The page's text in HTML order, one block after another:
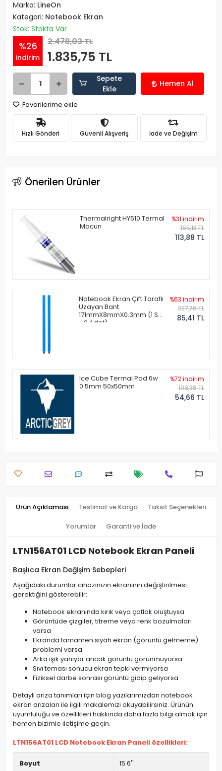
Marka: LineOn
Kategori: Notebook Ekran
Stok: Stokta Var
%26
indirim
2.478,03 TL
1.835,75 TL
Sepete
Ekle
Hemen Al
Favorilerime ekle
Hızlı Gönderi Güvenli Alışveriş İade ve Değişim
Önerilen Ürünler
Thermalright HY510 Termal
Macun
%31 indirim
165,13 TL
113,88 TL
Notebook Ekran Çift Taraflı
Uzayan Bant
171mmX8mmX0.3mm (1 Set
- 2 Adet)
%63 indirim
227,76 TL
85,41 TL
Ice Cube Termal Pad 6w
0.5mm 50x50mm
%72 indirim
198,38 TL
54,66 TL
Ürün Açıklaması Teslimat ve Kargo Taksit Seçenekleri
Yorumlar Garanti ve İade
LTN156AT01 LCD Notebook Ekran Paneli
Başlıca Ekran Değişim Sebepleri
Aşağıdaki durumlar cihazınızın ekranının değiştirilmesi
gerektiğini gösterebilir:
Notebook ekranında kırık veya çatlak oluştuysa
Görüntüde çizgiler, titreme veya renk bozulmaları
varsa
Ekranda tamamen siyah ekran (görüntü gelmeme)
problemi varsa
Arka ışık yanıyor ancak görüntü görünmüyorsa
Sıvı teması sonucu ekran tepki vermiyorsa
Fiziksel darbe sonrası görüntü gidip geliyorsa
Detaylı arıza tanımları için blog yazılarımızdan notebook
ekran arızaları ile ilgili makalemizi okuyabilirsiniz. Ürünün
uyumluluğu ve özellikleri hakkında daha fazla bilgi almak için
hemen bizimle iletişime geçin.
LTN156AT01 LCD Notebook Ekran Paneli özellikleri:
Boyut 15.6''